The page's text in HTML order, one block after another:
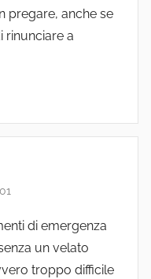
pregare, anche se
rinunciare a
di emergenza
un velato
troppo difficile